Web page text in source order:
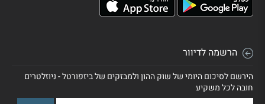
הרשמה לדיוור
הירשם לסיכום היומי של שוק ההון ולמבזקים של ביזפורטל - ניוזלטרים
חובה לכל משקיע